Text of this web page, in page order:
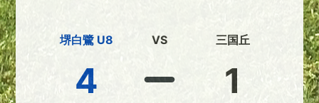
堺白鷺 U8
4
VS 三国丘
1